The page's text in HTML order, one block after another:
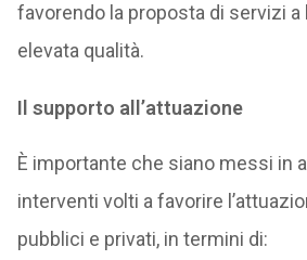
favorendo la proposta di servizi
elevata qualità.
Il supporto all’attuazione
È importante che siano messi in
interventi volti a favorire
pubblici e privati, in termini di: